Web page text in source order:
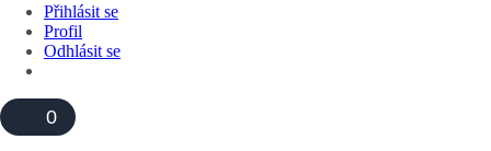
Přihlásit se
Profil
Odhlásit se
0